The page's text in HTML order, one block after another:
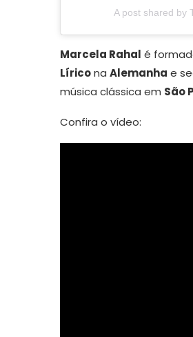
A post shared by
Marcela Rahal é
Líricona Alemanha e
música clássica em São
Confira o vídeo: